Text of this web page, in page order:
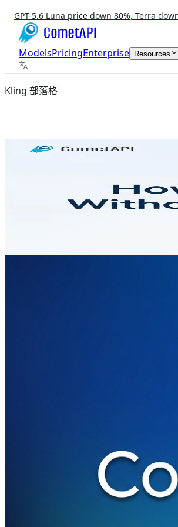
GPT-5.6 Luna price down 80%, Terra
ModelsPricingEnterprise Resources
Kling 部落格
如何在未直接完成 Kling